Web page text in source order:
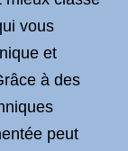
vous
et
à des
peut